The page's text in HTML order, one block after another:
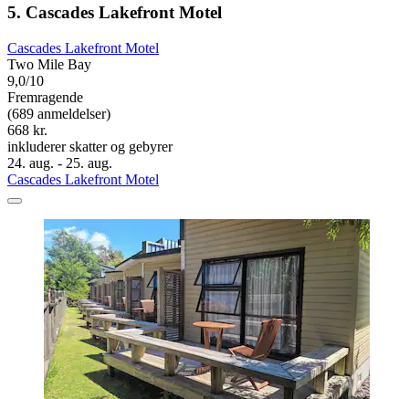
5. Cascades Lakefront Motel
Cascades Lakefront Motel
Two Mile Bay
9,0/10
Fremragende
(689 anmeldelser)
668 kr.
inkluderer skatter og gebyrer
24. aug. - 25. aug.
Cascades Lakefront Motel